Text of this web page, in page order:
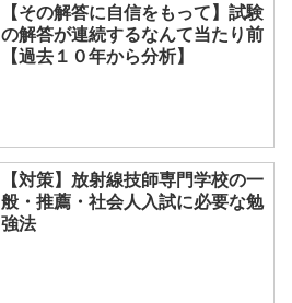
【その解答に自信をもって】試験
の解答が連続するなんて当たり前
【過去１０年から分析】
【対策】放射線技師専門学校の一
般・推薦・社会人入試に必要な勉
強法